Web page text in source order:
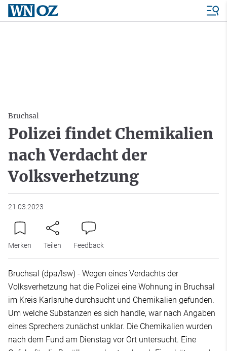
Bruchsal
Polizei findet Chemikalien
nach Verdacht der
Volksverhetzung
21.03.2023
Merken Teilen Feedback
Bruchsal (dpa/lsw) - Wegen eines Verdachts der
Volksverhetzung hat die Polizei eine Wohnung in Bruchsal
im Kreis Karlsruhe durchsucht und Chemikalien gefunden.
Um welche Substanzen es sich handle, war nach Angaben
eines Sprechers zunächst unklar. Die Chemikalien wurden
nach dem Fund am Dienstag vor Ort untersucht. Eine